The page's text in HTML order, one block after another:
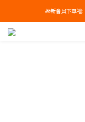
🎁新會員下單禮